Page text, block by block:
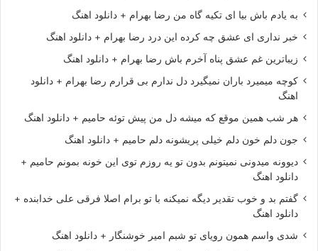
به یادم باش بیا ای تکیه گاه من رضا بهرام + دانلود اهنگ
خبر نداری ای عشق چه کرده این درد رضا بهرام + دانلود اهنگ
زیباترین غم عشق پناه آخرم باش رضا بهرام + دانلود اهنگ
کوچه میمیرد باران نمیگیرد دل ندارم بی قرارم رضا بهرام + دانلود
اهنگ
هر شب همین موقع که میشه دل من پیش توئه حامیم + دانلود اهنگ
جون دلم خون دلم خیلی پریشونه دلم حامیم + دانلود اهنگ
دیوونه میدونی نمیتونم بدون تو یه روزم توی این خونه بمونم حامیم +
دانلود اهنگ
گفتم بد و خوب تقدیر دیگه نمیکنه با تو برام اصلا فرقی علی خدابنده +
دانلود اهنگ
شدی واسم همون رویای تو شبم امیر خوشنگار + دانلود اهنگ